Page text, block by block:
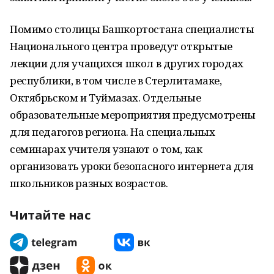
Помимо столицы Башкортостана специалисты
Национального центра проведут открытые
лекции для учащихся школ в других городах
республики, в том числе в Стерлитамаке,
Октябрьском и Туймазах. Отдельные
образовательные мероприятия предусмотрены
для педагогов региона. На специальных
семинарах учителя узнают о том, как
организовать уроки безопасного интернета для
школьников разных возрастов.
Читайте нас